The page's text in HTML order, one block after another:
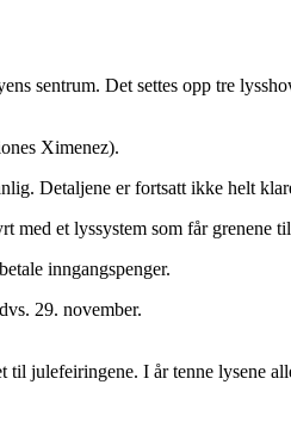
sentrum. Det settes opp tre
Ximenez).
Detaljene er fortsatt ikke helt
et lyssystem som får grenene
inngangspenger.
29. november.
julefeiringene. I år tenne lysene